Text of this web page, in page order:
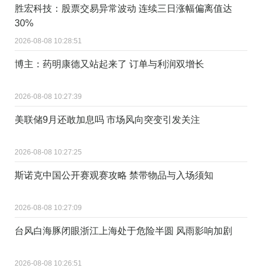
胜宏科技：股票交易异常波动 连续三日涨幅偏离值达
30%
2026-08-08 10:28:51
博主：药明康德又站起来了 订单与利润双增长
2026-08-08 10:27:39
美联储9月还敢加息吗 市场风向突变引发关注
2026-08-08 10:27:25
斯诺克中国公开赛观赛攻略 禁带物品与入场须知
2026-08-08 10:27:09
台风白海豚闭眼浙江上海处于危险半圆 风雨影响加剧
2026-08-08 10:26:51